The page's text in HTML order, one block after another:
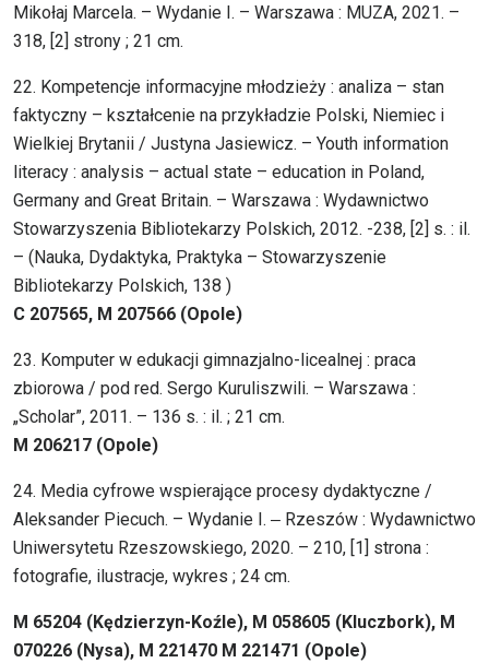
Mikołaj Marcela. – Wydanie I. – Warszawa : MUZA, 2021. –
318, [2] strony ; 21 cm.
22. Kompetencje informacyjne młodzieży : analiza – stan
faktyczny – kształcenie na przykładzie Polski, Niemiec i
Wielkiej Brytanii / Justyna Jasiewicz. – Youth information
literacy : analysis – actual state – education in Poland,
Germany and Great Britain. – Warszawa : Wydawnictwo
Stowarzyszenia Bibliotekarzy Polskich, 2012. -238, [2] s. : il.
– (Nauka, Dydaktyka, Praktyka – Stowarzyszenie
Bibliotekarzy Polskich, 138 )
C 207565, M 207566 (Opole)
23. Komputer w edukacji gimnazjalno-licealnej : praca
zbiorowa / pod red. Sergo Kuruliszwili. – Warszawa :
„Scholar”, 2011. – 136 s. : il. ; 21 cm.
M 206217 (Opole)
24. Media cyfrowe wspierające procesy dydaktyczne /
Aleksander Piecuch. – Wydanie I. ‒ Rzeszów : Wydawnictwo
Uniwersytetu Rzeszowskiego, 2020. – 210, [1] strona :
fotografie, ilustracje, wykres ; 24 cm.
M 65204 (Kędzierzyn-Koźle), M 058605 (Kluczbork), M
070226 (Nysa), M 221470 M 221471 (Opole)